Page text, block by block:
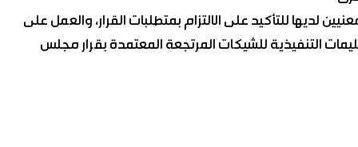
للتأكيد على الالتزام بمتطلبات القرار، والعمل على
التنفيذية للشيكات المرتجعة المعتمدة بقرار مجلس